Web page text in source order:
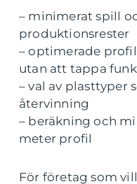
– minimerat spill
produktionsrester
– optimerade
utan att tappa
– val av plasttyper
återvinning
– beräkning och
meter profil
För företag som